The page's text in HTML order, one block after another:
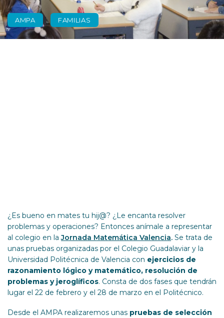
AMPA FAMILIAS
¿Es bueno en mates tu hij@? ¿Le encanta resolver
problemas y operaciones? Entonces anímale a representar
al colegio en la Jornada Matemática Valencia. Se trata de
unas pruebas organizadas por el Colegio Guadalaviar y la
Universidad Politécnica de Valencia con ejercicios de
razonamiento lógico y matemático, resolución de
problemas y jeroglíficos. Consta de dos fases que tendrán
lugar el 22 de febrero y el 28 de marzo en el Politécnico.
Desde el AMPA realizaremos unas pruebas de selección